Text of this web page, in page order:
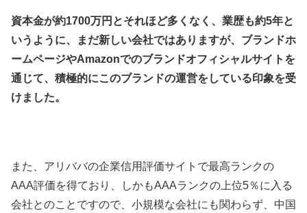
資本金が約1700万円とそれほど多くなく、業歴も約5年と
いうように、まだ新しい会社ではありますが、ブランドホ
ームページやAmazonでのブランドオフィシャルサイトを
通じて、積極的にこのブランドの運営をしている印象を受
けました。
また、アリババの企業信用評価サイトで最高ランクの
AAA評価を得ており、しかもAAAランクの上位5％に入る
会社とのことですので、小規模な会社にも関わらず、中国